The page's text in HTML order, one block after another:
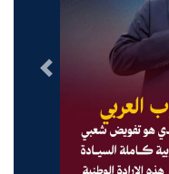
التالى